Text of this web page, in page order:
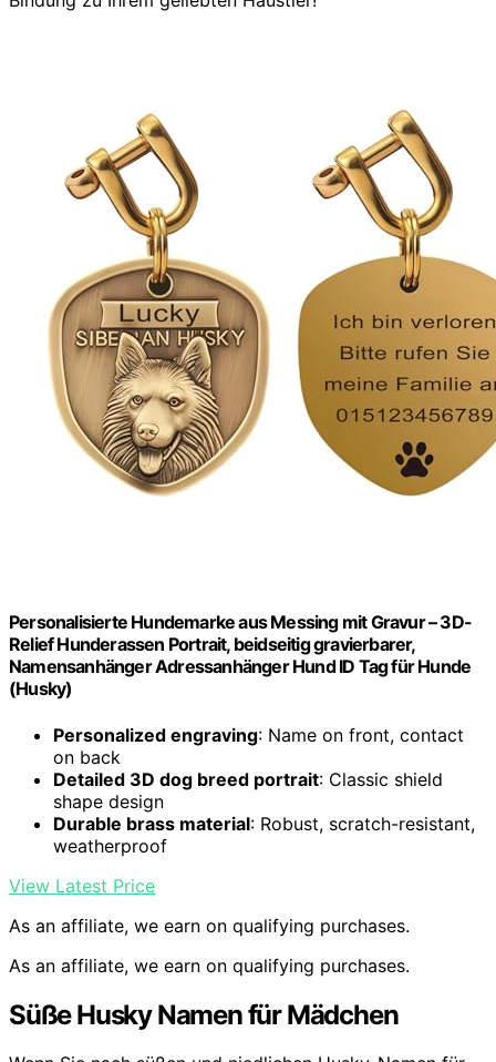
Personalisierte Hundemarke aus Messing mit Gravur – 3D-
Relief Hunderassen Portrait, beidseitig gravierbarer,
Namensanhänger Adressanhänger Hund ID Tag für Hunde
(Husky)
Personalized engraving: Name on front, contact
on back
Detailed 3D dog breed portrait: Classic shield
shape design
Durable brass material: Robust, scratch-resistant,
weatherproof
View Latest Price
As an affiliate, we earn on qualifying purchases.
As an affiliate, we earn on qualifying purchases.
Süße Husky Namen für Mädchen